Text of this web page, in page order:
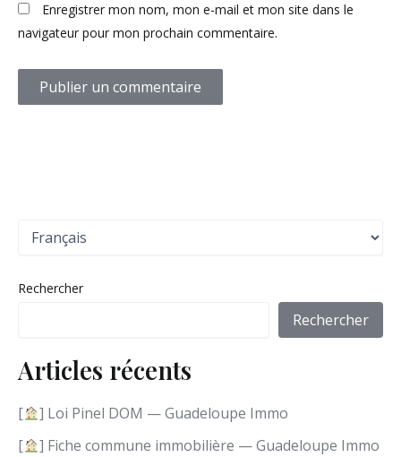
Enregistrer mon nom, mon e-mail et mon site dans le
navigateur pour mon prochain commentaire.
i
s
n
l
a
n
Rechercher
Rechercher
Articles récents
[
] Loi Pinel DOM — Guadeloupe Immo
[
] Fiche commune immobilière — Guadeloupe Immo